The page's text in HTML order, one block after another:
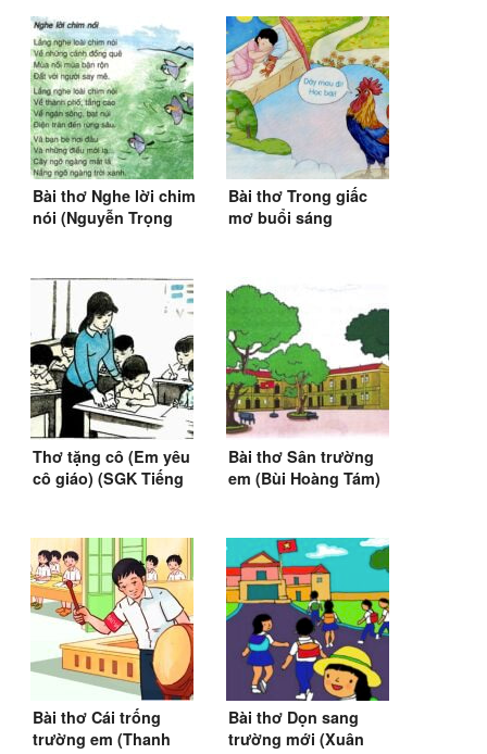
Bài thơ Nghe lời chim
nói (Nguyễn Trọng
Bài thơ Trong giấc
mơ buổi sáng
Thơ tặng cô (Em yêu
cô giáo) (SGK Tiếng
Bài thơ Sân trường
em (Bùi Hoàng Tám)
Bài thơ Cái trống
trường em (Thanh
Bài thơ Dọn sang
trường mới (Xuân